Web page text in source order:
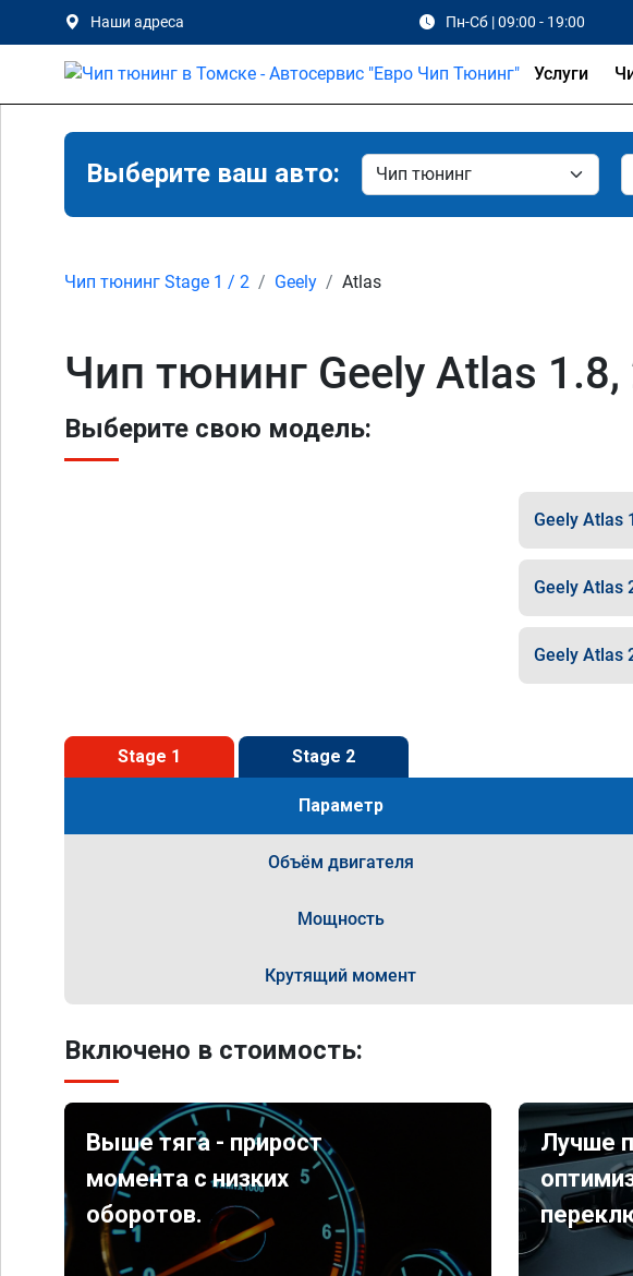
Наши адреса Пн-Сб | 09:00 - 19:00
Услуги
Выберите ваш авто:
Чип тюнинг Stage 1 / 2 Geely Atlas
Чип тюнинг Geely Atlas
Выберите свою модель:
Geely Atlas
Geely Atlas
Geely Atlas
Stage 1 Stage 2
Параметр
Объём двигателя
Мощность
Крутящий момент
Включено в стоимость:
Выше тяга - прирост
момента с низких
оборотов.
Лучше